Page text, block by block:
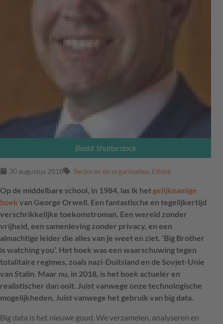
Beeld: Shutterstock
30 augustus 2018 Sectoren en organisaties, Ethiek
Op de middelbare school, in 1984, las ik het gelijknamige
boek van George Orwell. Een fantastische en tegelijkertijd
verschrikkelijke toekomstroman. Een wereld zonder
vrijheid, een samenleving zonder privacy, en een
almachtige leider die alles van je weet en ziet. ‘Big Brother
is watching you’. Het boek was een waarschuwing tegen
totalitaire regimes, zoals nazi-Duitsland en de Sovjet-Unie
van Stalin. Maar nu, in 2018, is het boek actueler en
realistischer dan ooit. Juist vanwege onze technologische
mogelijkheden. Juist vanwege het gebruik van big data.
Big data is het nieuwe goud. We verzamelen, analyseren en